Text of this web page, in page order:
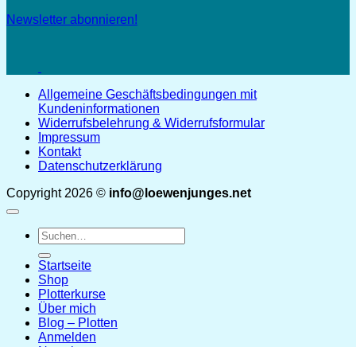
Newsletter abonnieren!
Allgemeine Geschäftsbedingungen mit
Kundeninformationen
Widerrufsbelehrung & Widerrufsformular
Impressum
Kontakt
Datenschutzerklärung
Copyright 2026 © info@loewenjunges.net
Suchen
nach:
Startseite
Shop
Plotterkurse
Über mich
Blog – Plotten
Anmelden